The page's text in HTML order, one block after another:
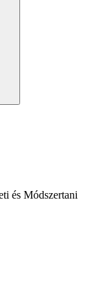
és Módszertani